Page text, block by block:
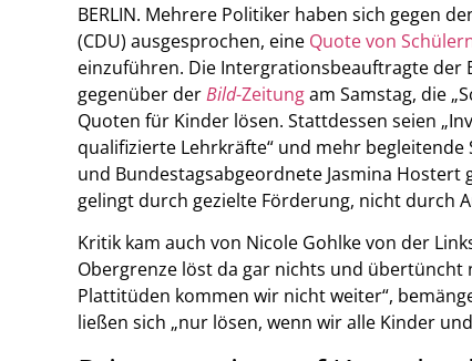
BERLIN. Mehrere Politiker haben sich gegen
(CDU) ausgesprochen, eine Quote von
einzuführen. Die Intergrationsbeauftragte der
gegenüber derBild-Zeitungam Samstag, die
Quoten für Kinder lösen. Stattdessen seien
qualifizierte Lehrkräfte“ und mehr
und Bundestagsabgeordnete Jasmina Hostert
gelingt durch gezielte Förderung, nicht durch
Kritik kam auch von Nicole Gohlke von der
Obergrenze löst da gar nichts und
Plattitüden kommen wir nicht weiter“,
ließen sich „nur lösen, wenn wir alle Kinder